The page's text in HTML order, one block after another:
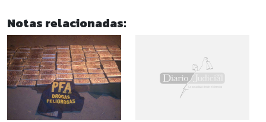
Notas relacionadas: